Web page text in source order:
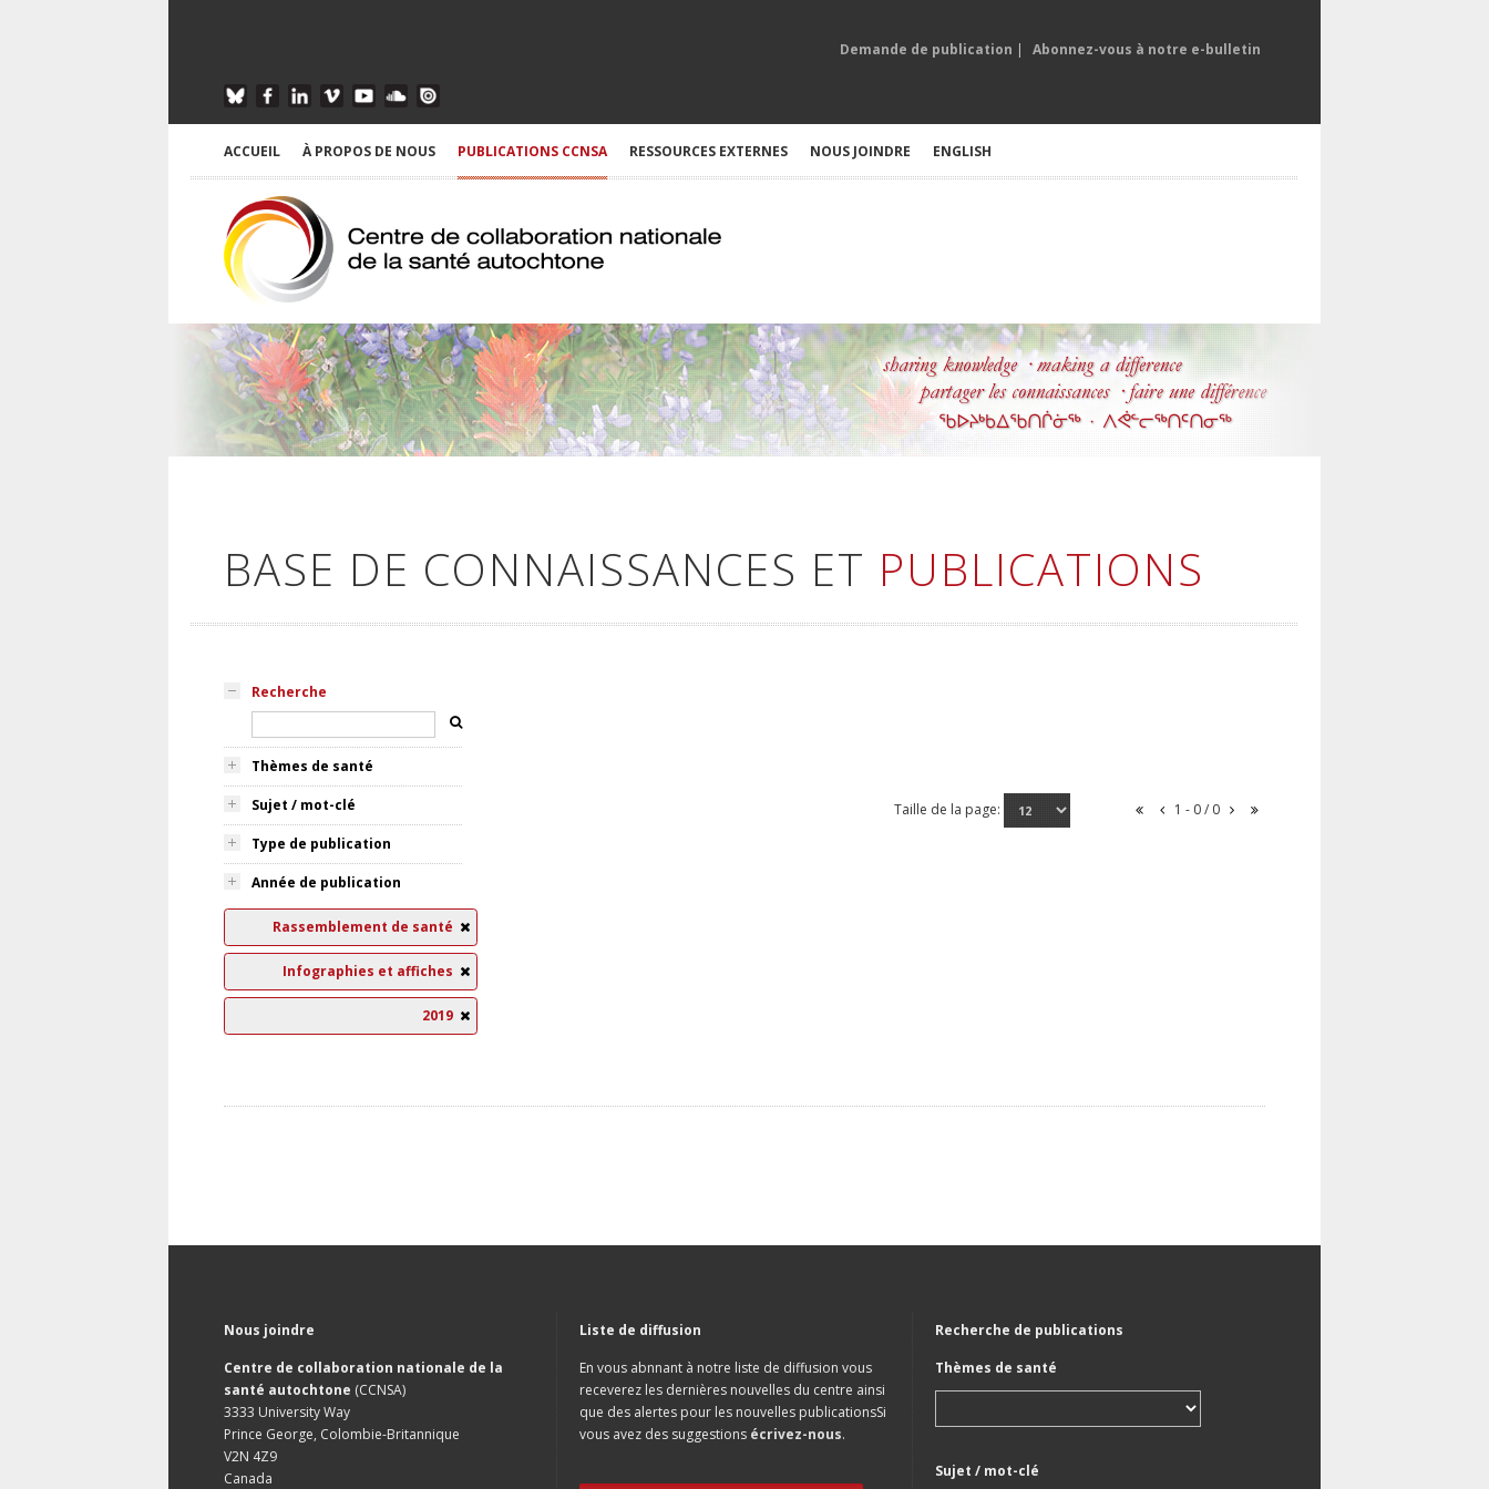
Demande de publication | Abonnez-vous à notre e-bulletin
ACCUEIL À PROPOS DE NOUS PUBLICATIONS CCNSA RESSOURCES EXTERNES NOUS JOINDRE ENGLISH
BASE DE CONNAISSANCES ET PUBLICATIONS
Recherche
Thèmes de santé
Sujet / mot-clé
Type de publication
Année de publication
Rassemblement de santé
Infographies et affiches
2019
Taille de la page: 1 - 0 / 0
Nous joindre
Centre de collaboration nationale de la
santé autochtone (CCNSA)
3333 University Way
Prince George, Colombie-Britannique
V2N 4Z9
Canada
Liste de diffusion
En vous abnnant à notre liste de diffusion vous
receverez les dernières nouvelles du centre ainsi
que des alertes pour les nouvelles publicationsSi
vous avez des suggestions écrivez-nous.
Recherche de publications
Thèmes de santé
Sujet / mot-clé